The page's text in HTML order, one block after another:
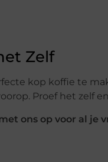
Zelf
kop koffie te
Proef het zelf
ons op voor al je